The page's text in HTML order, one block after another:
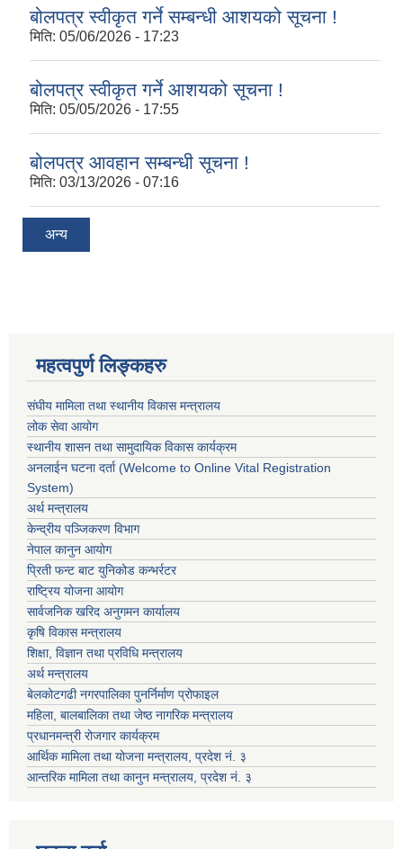
बोलपत्र स्वीकृत गर्ने सम्बन्धी आशयको सूचना !
मिति: 05/06/2026 - 17:23
बोलपत्र स्वीकृत गर्ने आशयको सूचना !
मिति: 05/05/2026 - 17:55
बोलपत्र आवहान सम्बन्धी सूचना !
मिति: 03/13/2026 - 07:16
अन्य
महत्वपुर्ण लिङ्कहरु
संघीय मामिला तथा स्थानीय विकास मन्त्रालय
लोक सेवा आयोग
स्थानीय शासन तथा सामुदायिक विकास कार्यक्रम
अनलाईन घटना दर्ता (Welcome to Online Vital Registration
System)
अर्थ मन्त्रालय
केन्द्रीय पञ्जिकरण विभाग
नेपाल कानुन आयोग
प्रिती फन्ट बाट युनिकोड कन्भर्रटर
राष्ट्रिय योजना आयोग
सार्वजनिक खरिद अनुगमन कार्यालय
कृषि विकास मन्त्रालय
शिक्षा, विज्ञान तथा प्रविधि मन्त्रालय
अर्थ मन्त्रालय
बेलकोटगढी नगरपालिका पुनर्निर्माण प्रोफाइल
महिला, बालबालिका तथा जेष्ठ नागरिक मन्त्रालय
प्रधानमन्त्री रोजगार कार्यक्रम
आर्थिक मामिला तथा योजना मन्त्रालय, प्रदेश नं. ३
आन्तरिक मामिला तथा कानुन मन्त्रालय, प्रदेश नं. ३